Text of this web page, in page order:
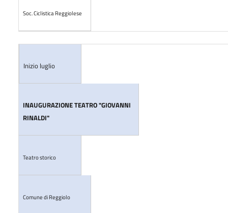
Soc. Ciclistica Reggiolese
Inizio luglio
INAUGURAZIONE TEATRO "GIOVANNI
RINALDI"
Teatro storico
Comune di Reggiolo